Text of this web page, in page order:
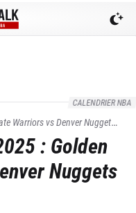
CALENDRIER NBA
Warriors vsDenver Nuggets
: Golden
Nuggets